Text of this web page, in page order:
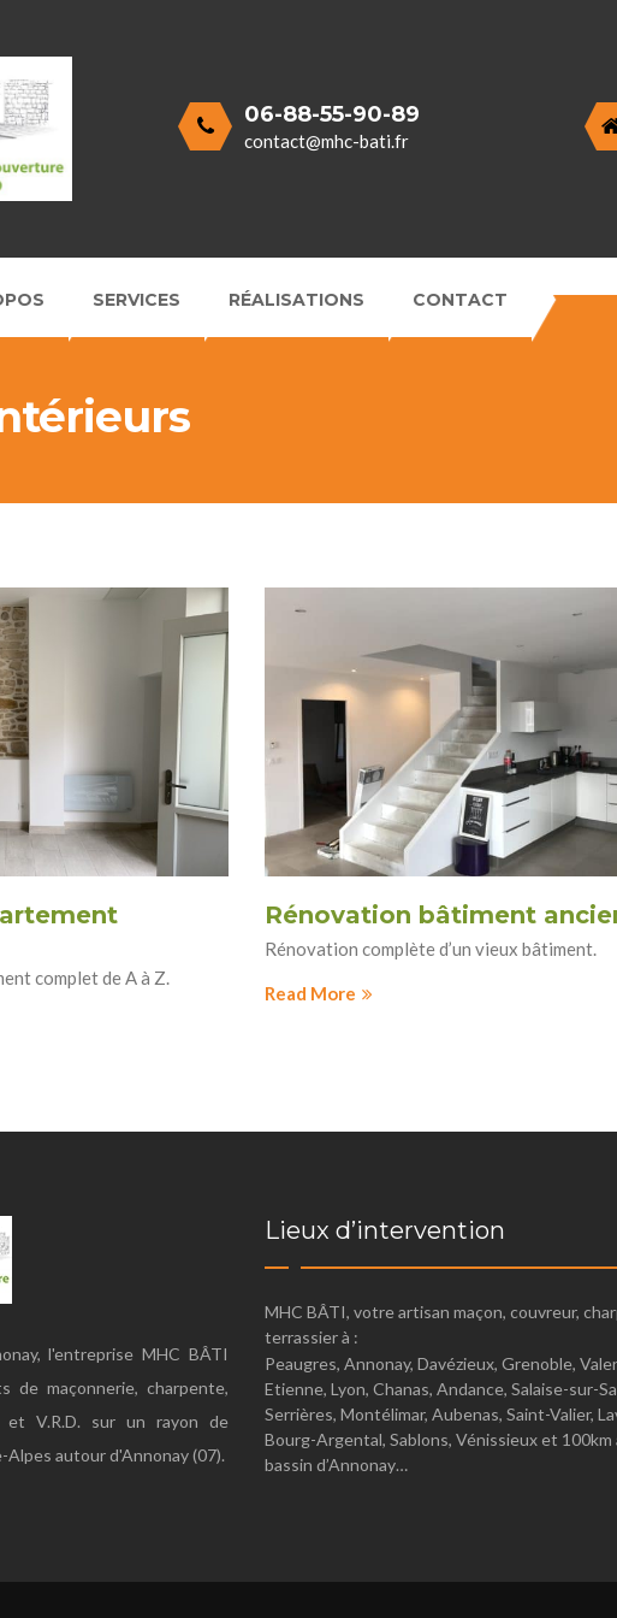
06-88-55-90-89
contact@mhc-bati.fr
SERVICES RÉALISATIONS CONTACT
complet de A à Z.
Rénovation bâtiment
Rénovation complète d’un vieux bâtiment.
Read More
l'entreprise MHC BÂTI
de maçonnerie, charpente,
et V.R.D. sur un rayon de
autour d'Annonay (07).
Lieux d’intervention
MHC BÂTI, votre artisan maçon, couvreur,
terrassier à :
Peaugres, Annonay, Davézieux, Grenoble,
Etienne, Lyon, Chanas, Andance, Salaise-sur-
Serrières, Montélimar, Aubenas, Saint-Valier,
Bourg-Argental, Sablons, Vénissieux et
bassin d’Annonay…